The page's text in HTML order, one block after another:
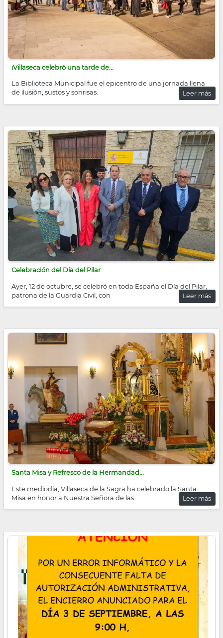
¡Villaseca celebró una tarde de...
La Biblioteca Municipal fue el epicentro de una jornada llena
de ilusión, sustos y sonrisas.
Leer más
Celebración del Día del Pilar
Ayer, 12 de octubre, se celebró en toda España el Día del Pilar,
patrona de la Guardia Civil, con
Leer más
Santa Misa y Refresco de la Hermandad...
Este mediodía, Villaseca de la Sagra ha celebrado la Santa
Misa en honor a Nuestra Señora de las
Leer más